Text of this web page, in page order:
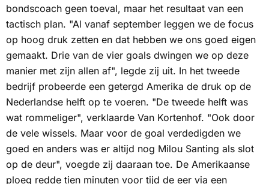
bondscoach geen toeval, maar het resultaat van een
tactisch plan. "Al vanaf september leggen we de focus
op hoog druk zetten en dat hebben we ons goed eigen
gemaakt. Drie van de vier goals dwingen we op deze
manier met zijn allen af", legde zij uit. In het tweede
bedrijf probeerde een getergd Amerika de druk op de
Nederlandse helft op te voeren. "De tweede helft was
wat rommeliger", verklaarde Van Kortenhof. "Ook door
de vele wissels. Maar voor de goal verdedigden we
goed en anders was er altijd nog Milou Santing als slot
op de deur", voegde zij daaraan toe. De Amerikaanse
ploeg redde tien minuten voor tijd de eer via een